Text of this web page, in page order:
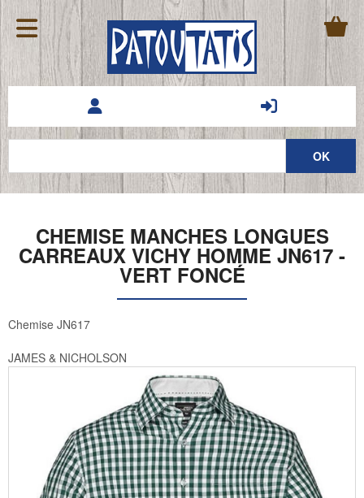
CHEMISE MANCHES LONGUES
CARREAUX VICHY HOMME JN617 -
VERT FONCÉ
Chemise JN617
JAMES & NICHOLSON